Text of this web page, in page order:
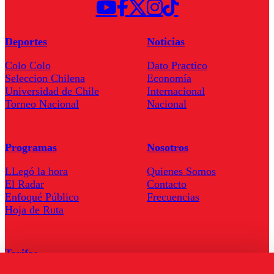
Deportes
Colo Colo
Seleccion Chilena
Universidad de Chile
Torneo Nacional
Noticias
Dato Practico
Economía
Internacional
Nacional
Programas
LLegó la hora
El Radar
Enfoqué Público
Hoja de Ruta
Nosotros
Quienes Somos
Contacto
Frecuencias
Tarifas